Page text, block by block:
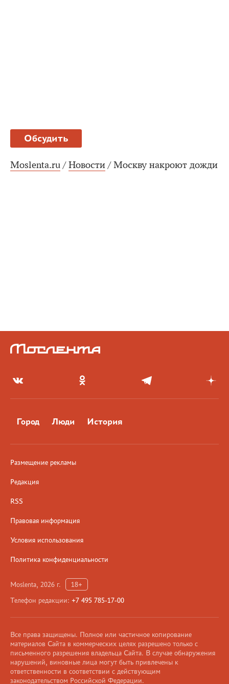
Обсудить
Moslenta.ru / Новости / Москву накроют дожди
Город Люди История
Размещение рекламы
Редакция
RSS
Правовая информация
Условия использования
Политика конфиденциальности
Moslenta, 2026 г.
18+
Телефон редакции: +7 495 785-17-00
Все права защищены. Полное или частичное копирование
материалов Сайта в коммерческих целях разрешено только с
письменного разрешения владельца Сайта. В случае обнаружения
нарушений, виновные лица могут быть привлечены к
ответственности в соответствии с действующим
законодательством Российской Федерации.